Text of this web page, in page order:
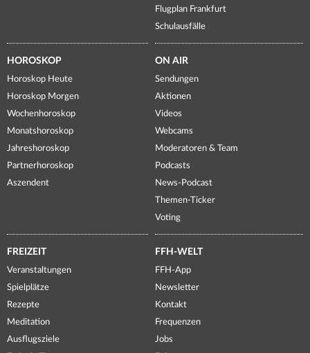
Flugplan Frankfurt
Schulausfälle
HOROSKOP
Horoskop Heute
Horoskop Morgen
Wochenhoroskop
Monatshoroskop
Jahreshoroskop
Partnerhoroskop
Aszendent
ON AIR
Sendungen
Aktionen
Videos
Webcams
Moderatoren & Team
Podcasts
News-Podcast
Themen-Ticker
Voting
FREIZEIT
Veranstaltungen
Spielplätze
Rezepte
Meditation
Ausflugsziele
FFH-WELT
FFH-App
Newsletter
Kontakt
Frequenzen
Jobs